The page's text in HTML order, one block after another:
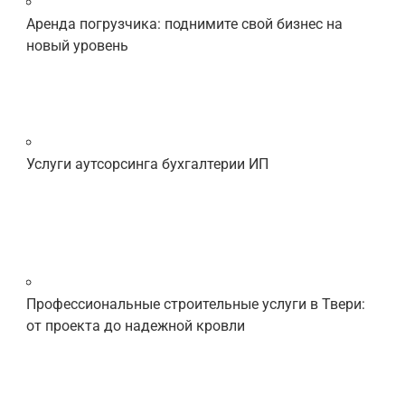
Аренда погрузчика: поднимите свой бизнес на
новый уровень
Услуги аутсорсинга бухгалтерии ИП
Профессиональные строительные услуги в Твери:
от проекта до надежной кровли